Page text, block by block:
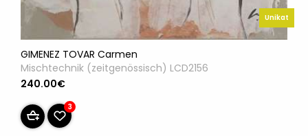
Unikat
GIMENEZ TOVAR Carmen
Mischtechnik (zeitgenössisch) LCD2156
240.00€
3